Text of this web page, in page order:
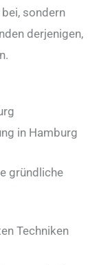
sondern
derjenigen,
in Hamburg
gründliche
Techniken